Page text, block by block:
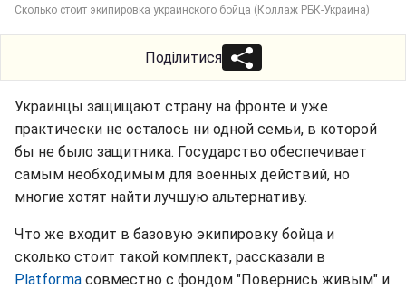
Сколько стоит экипировка украинского бойца (Коллаж РБК-Украина)
Поділитися
Украинцы защищают страну на фронте и уже
практически не осталось ни одной семьи, в которой
бы не было защитника. Государство обеспечивает
самым необходимым для военных действий, но
многие хотят найти лучшую альтернативу.
Что же входит в базовую экипировку бойца и
сколько стоит такой комплект, рассказали в
Platfor.ma совместно с фондом "Повернись живым" и